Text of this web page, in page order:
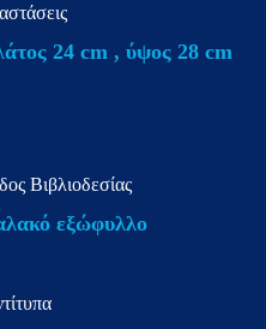
24 cm , ύψος 28 cm
Βιβλιοδεσίας
εξώφυλλο